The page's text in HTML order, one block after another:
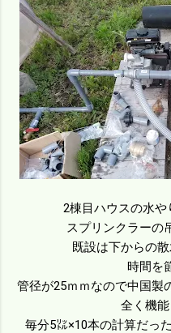
2棟目ハウスの水
スプリンクラーの
既設は下からの
時間を
管径が25ｍｍなので中国製
全く機能
毎分5㍑×10本の計算だっ